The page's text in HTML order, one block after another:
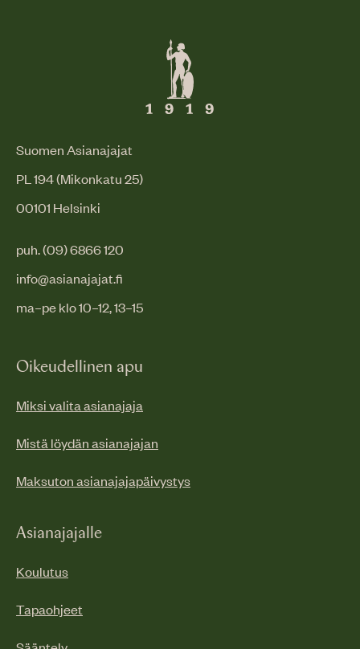
Suomen Asianajajat
PL 194 (Mikonkatu 25)
00101 Helsinki
puh. (09) 6866 120
info@asianajajat.fi
ma–pe klo 10–12, 13–15
Oikeudellinen apu
Miksi valita asianajaja
Mistä löydän asianajajan
Maksuton asianajajapäivystys
Asianajajalle
Koulutus
Tapaohjeet